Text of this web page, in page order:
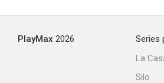
PlayMax 2026
Series
La
Silo